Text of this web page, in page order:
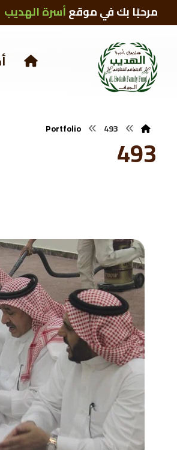
مرحبًا بك في موقعأسرة الهديب
Portfolio 493
493